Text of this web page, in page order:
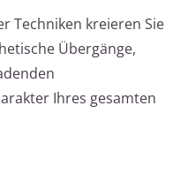
Techniken kreieren Sie
Übergänge,
Ihres gesamten